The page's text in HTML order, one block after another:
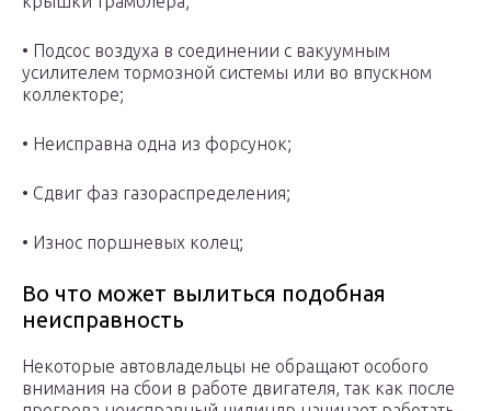
• Подсос воздуха в соединении с вакуумным
усилителем тормозной системы или во впускном
коллекторе;
• Неисправна одна из форсунок;
• Сдвиг фаз газораспределения;
• Износ поршневых колец;
Во что может вылиться подобная
неисправность
Некоторые автовладельцы не обращают особого
внимания на сбои в работе двигателя, так как после